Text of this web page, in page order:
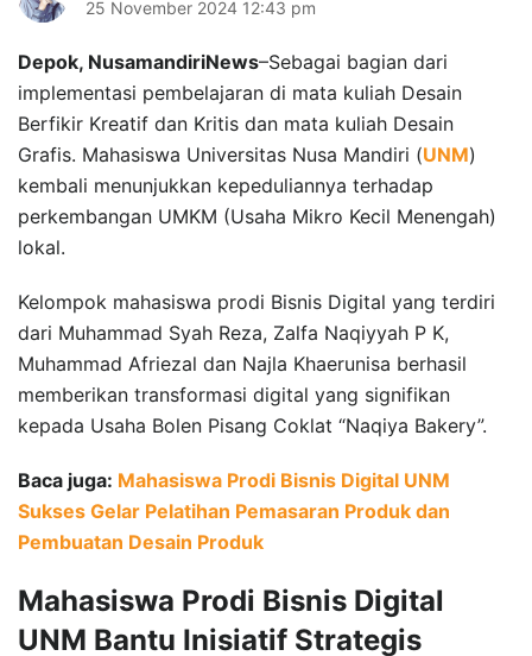
25 November 2024 12:43 pm
Depok, NusamandiriNews–Sebagai bagian dari
implementasi pembelajaran di mata kuliah Desain
Berfikir Kreatif dan Kritis dan mata kuliah Desain
Grafis. Mahasiswa Universitas Nusa Mandiri (UNM)
kembali menunjukkan kepeduliannya terhadap
perkembangan UMKM (Usaha Mikro Kecil Menengah)
lokal.
Kelompok mahasiswa prodi Bisnis Digital yang terdiri
dari Muhammad Syah Reza, Zalfa Naqiyyah P K,
Muhammad Afriezal dan Najla Khaerunisa berhasil
memberikan transformasi digital yang signifikan
kepada Usaha Bolen Pisang Coklat “Naqiya Bakery”.
Baca juga: Mahasiswa Prodi Bisnis Digital UNM
Sukses Gelar Pelatihan Pemasaran Produk dan
Pembuatan Desain Produk
Mahasiswa Prodi Bisnis Digital
UNM Bantu Inisiatif Strategis